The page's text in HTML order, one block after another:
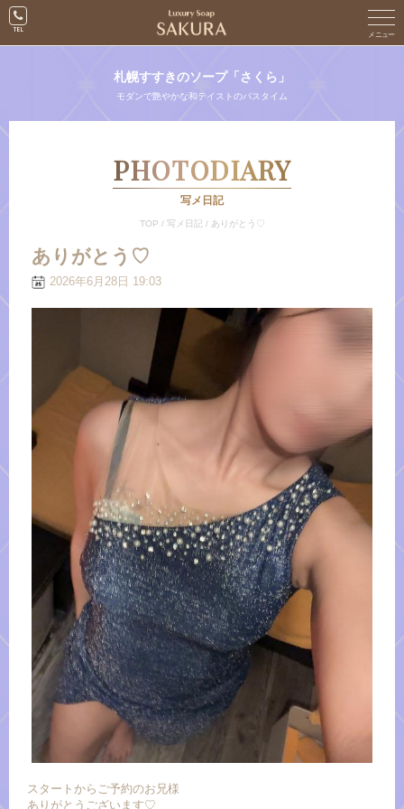
札幌すすきのソープ「さくら」
モダンで艶やかな和テイストのバスタイム
PHOTODIARY
写メ日記
TOP / 写メ日記 / ありがとう♡
ありがとう♡
2026年6月28日 19:03
スタートからご予約のお兄様
ありがとうございます♡